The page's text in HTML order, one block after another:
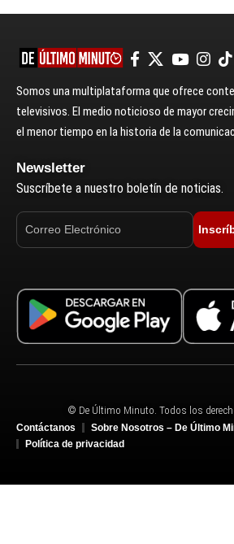
Somos una multiplataforma que ofrece
televisivos. El medio noticioso de mayor
el menor tiempo en la historia de la
Newsletter
Suscríbete a nuestro boletín de noticias.
© De Último Minuto. Todos los
Contáctanos
Sobre Nosotros – De Último
Política de privacidad